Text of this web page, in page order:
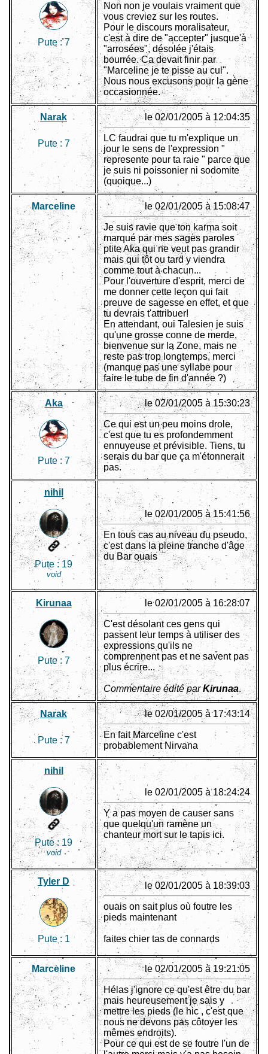
Pute :7
Non non je voulais vraiment que
vous creviez sur les routes.
Pour le discours moralisateur,
c'est à dire de "accepter" jusque'à
"arrosées", désolée j'étais
bourrée. Ca devait finir par
"Marceline je te pisse au cul".
Nous nous excusons pour la gène
occasionnée.
Narak
Pute : 7
le 02/01/2005 à 12:04:35
LC faudrai que tu m'explique un
jour le sens de l'expression "
represente pour ta raie " parce que
je suis ni poissonier ni sodomite
(quoique...)
Marceline le 02/01/2005 à 15:08:47
Je suis ravie que ton karma soit
marqué par mes sages paroles
ptite Aka qui ne veut pas grandir
mais qui tôt ou tard y viendra
comme tout à chacun...
Pour l'ouverture d'esprit, merci de
me donner cette leçon qui fait
preuve de sagesse en effet, et que
tu devrais t'attribuer!
En attendant, oui Talesien je suis
qu'une grosse conne de merde,
bienvenue sur la Zone, mais ne
reste pas trop longtemps, merci
(manque pas une syllabe pour
faire le tube de fin d'année ?)
Aka
Pute : 7
le 02/01/2005 à 15:30:23
Ce qui est un peu moins drole,
c'est que tu es profondemment
ennuyeuse et prévisible. Tiens, tu
serais du bar que ça m'étonnerait
pas.
nihil
Pute : 19
void
le 02/01/2005 à 15:41:56
En tous cas au niveau du pseudo,
c'est dans la pleine tranche d'âge
du Bar ouais
Kirunaa
Pute : 7
le 02/01/2005 à 16:28:07
C'est désolant ces gens qui
passent leur temps à utiliser des
expressions qu'ils ne
comprennent pas et ne savent pas
plus écrire...
Commentaire édité parKirunaa.
Narak
Pute :7
le 02/01/2005 à 17:43:14
En fait Marceline c'est
probablement Nirvana
nihil
Pute : 19
void
le 02/01/2005 à 18:24:24
Y a pas moyen de causer sans
que quelqu'un ramène un
chanteur mort sur le tapis ici.
Tyler D
Pute : 1
le 02/01/2005 à 18:39:03
ouais on sait plus où foutre les
pieds maintenant
faites chier tas de connards
Marceline le 02/01/2005 à 19:21:05
Hélas j'ignore ce qu'est être du bar
mais heureusement je sais y
mettre les pieds (le hic , c'est que
nous ne devons pas côtoyer les
mêmes endroits).
Pour ce qui est de se foutre l'un de